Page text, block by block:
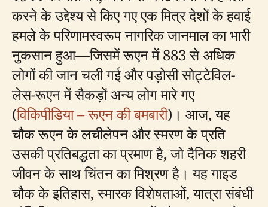
करने के उद्देश्य से किए गए एक मित्र देशों के हवाई
हमले के परिणामस्वरूप नागरिक जानमाल का भारी
नुकसान हुआ—जिसमें रूएन में 883 से अधिक
लोगों की जान चली गई और पड़ोसी सोट्टेविल-
लेस-रूएन में सैकड़ों अन्य लोग मारे गए
(विकिपीडिया – रूएन की बमबारी)। आज, यह
चौक रूएन के लचीलेपन और स्मरण के प्रति
उसकी प्रतिबद्धता का प्रमाण है, जो दैनिक शहरी
जीवन के साथ चिंतन का मिश्रण है। यह गाइड
चौक के इतिहास, स्मारक विशेषताओं, यात्रा संबंधी